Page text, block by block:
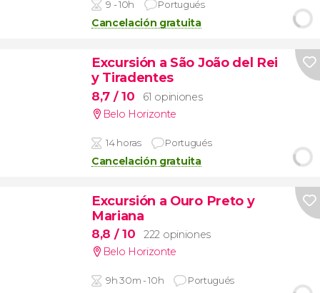
9 - 10h Portugués
Cancelación gratuita
Excursión a São João del Rei
y Tiradentes
8,7 / 10
61 opiniones
Belo Horizonte
14 horas Portugués
Cancelación gratuita
Excursión a Ouro Preto y
Mariana
8,8 / 10
222 opiniones
Belo Horizonte
9h 30m - 10h Portugués